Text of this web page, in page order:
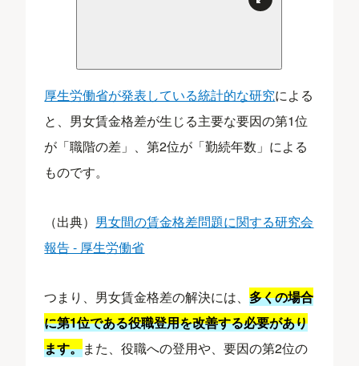
厚生労働省が発表している統計的な研究による
と、男女賃金格差が生じる主要な要因の第1位
が「職階の差」、第2位が「勤続年数」による
ものです。
（出典） 男女間の賃金格差問題に関する研究会
報告 - 厚生労働省
つまり、男女賃金格差の解決には、多くの場合
に第1位である役職登用を改善する必要があり
ます。また、役職への登用や、要因の第2位の